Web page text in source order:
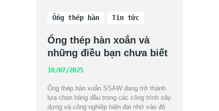
Ống thép hàn Tin tức
Ống thép hàn xoắn và
những điều bạn chưa biết
18/07/2025
Ống thép hàn xoắn SSAW đang trở thành
lựa chọn hàng đầu trong các công trình xây
dựng và công nghiệp hiện đại nhờ vào độ